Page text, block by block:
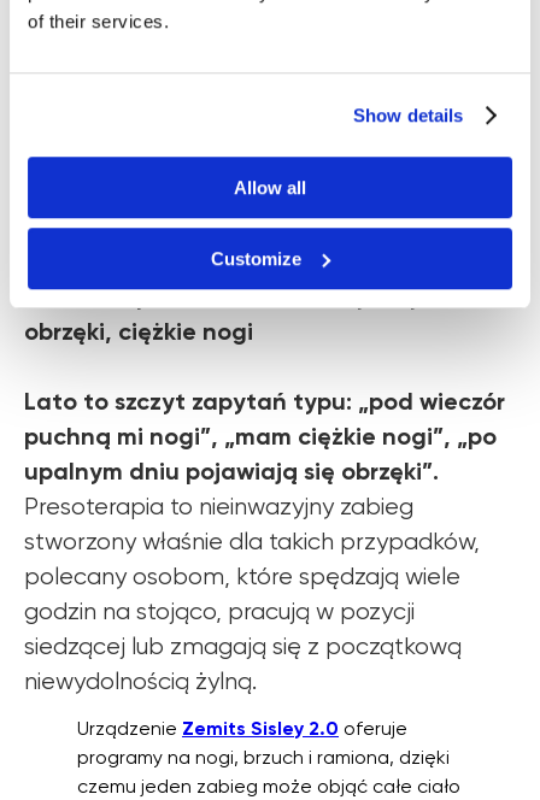
of their services.
Show details
Allow all
Customize
Presoterapia — drenaż limfatyczny,
obrzęki, ciężkie nogi
Lato to szczyt zapytań typu: „pod wieczór
puchną mi nogi”, „mam ciężkie nogi”, „po
upalnym dniu pojawiają się obrzęki”.
Presoterapia to nieinwazyjny zabieg
stworzony właśnie dla takich przypadków,
polecany osobom, które spędzają wiele
godzin na stojąco, pracują w pozycji
siedzącej lub zmagają się z początkową
niewydolnością żylną.
Urządzenie Zemits Sisley 2.0 oferuje
programy na nogi, brzuch i ramiona, dzięki
czemu jeden zabieg może objąć całe ciało